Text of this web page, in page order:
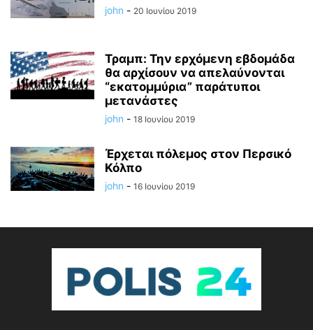
john - 20 Ιουνίου 2019
Τραμπ: Την ερχόμενη εβδομάδα
θα αρχίσουν να απελαύνονται
“εκατομμύρια” παράτυποι
μετανάστες
john - 18 Ιουνίου 2019
Έρχεται πόλεμος στον Περσικό
Κόλπο
john - 16 Ιουνίου 2019